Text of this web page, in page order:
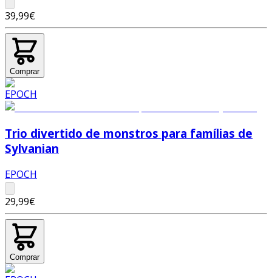
39,99€
Comprar
Trio divertido de monstros para famílias de
Sylvanian
EPOCH
29,99€
Comprar